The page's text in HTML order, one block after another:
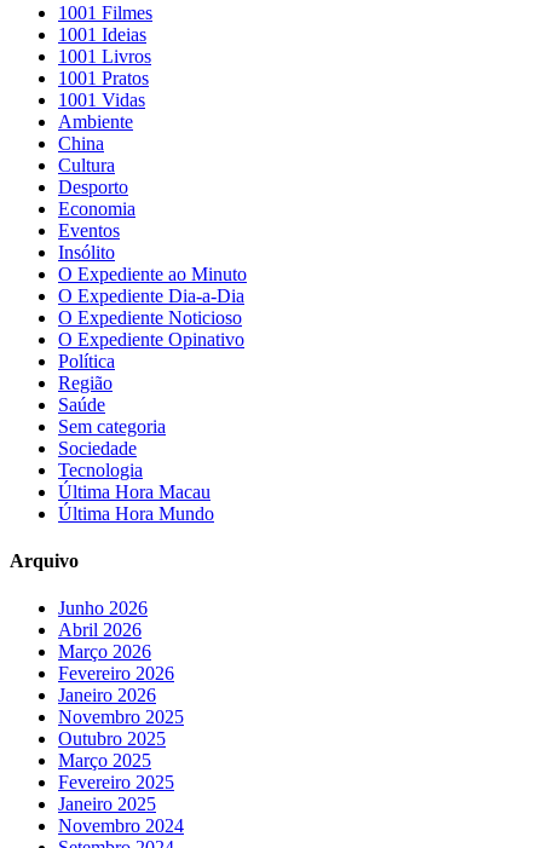
1001 Filmes
1001 Ideias
1001 Livros
1001 Pratos
1001 Vidas
Ambiente
China
Cultura
Desporto
Economia
Eventos
Insólito
O Expediente ao Minuto
O Expediente Dia-a-Dia
O Expediente Noticioso
O Expediente Opinativo
Política
Região
Saúde
Sem categoria
Sociedade
Tecnologia
Última Hora Macau
Última Hora Mundo
Arquivo
Junho 2026
Abril 2026
Março 2026
Fevereiro 2026
Janeiro 2026
Novembro 2025
Outubro 2025
Março 2025
Fevereiro 2025
Janeiro 2025
Novembro 2024